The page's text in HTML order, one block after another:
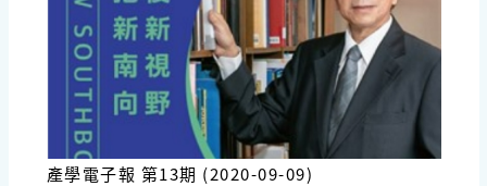
產學電子報 第13期 (2020-09-09)